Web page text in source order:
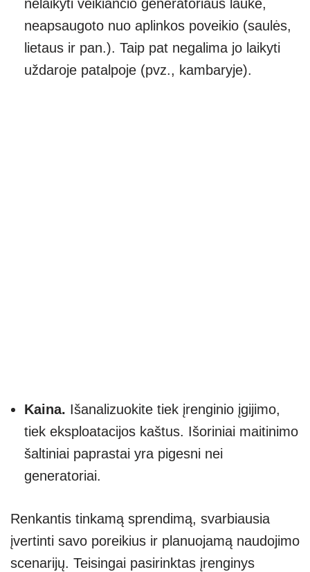
nelaikyti veikiančio generatoriaus lauke,
neapsaugoto nuo aplinkos poveikio (saulės,
lietaus ir pan.). Taip pat negalima jo laikyti
uždaroje patalpoje (pvz., kambaryje).
Kaina. Išanalizuokite tiek įrenginio įgijimo,
tiek eksploatacijos kaštus. Išoriniai maitinimo
šaltiniai paprastai yra pigesni nei
generatoriai.
Renkantis tinkamą sprendimą, svarbiausia
įvertinti savo poreikius ir planuojamą naudojimo
scenarijų. Teisingai pasirinktas įrenginys